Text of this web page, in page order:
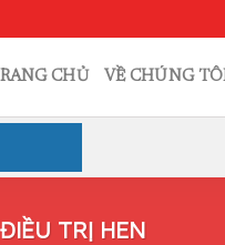
CHỦ VỀ CHÚNG
TRỊ HEN